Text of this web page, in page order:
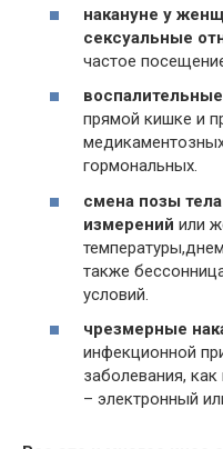
накануне у
сексуальные
частое
прямой кишке и
гормональных.
смена позы
измерений или
также
условий.
чрезмерные
инфекционной
заболевания,
– электронный